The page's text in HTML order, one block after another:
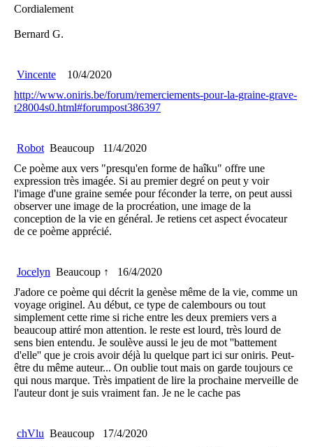
Cordialement
Bernard G.
Vincente
10/4/2020
http://www.oniris.be/forum/remerciements-pour-la-graine-grave-
t28004s0.html#forumpost386397
Robot Beaucoup
11/4/2020
Ce poème aux vers "presqu'en forme de haîku" offre une
expression très imagée. Si au premier degré on peut y voir
l'image d'une graine semée pour féconder la terre, on peut aussi
observer une image de la procréation, une image de la
conception de la vie en général. Je retiens cet aspect évocateur
de ce poème apprécié.
Jocelyn Beaucoup ↑
16/4/2020
J'adore ce poème qui décrit la genèse même de la vie, comme un
voyage originel. Au début, ce type de calembours ou tout
simplement cette rime si riche entre les deux premiers vers a
beaucoup attiré mon attention. le reste est lourd, très lourd de
sens bien entendu. Je soulève aussi le jeu de mot ''battement
d'elle'' que je crois avoir déjà lu quelque part ici sur oniris. Peut-
être du même auteur... On oublie tout mais on garde toujours ce
qui nous marque. Très impatient de lire la prochaine merveille de
l'auteur dont je suis vraiment fan. Je ne le cache pas
chVlu Beaucoup
17/4/2020